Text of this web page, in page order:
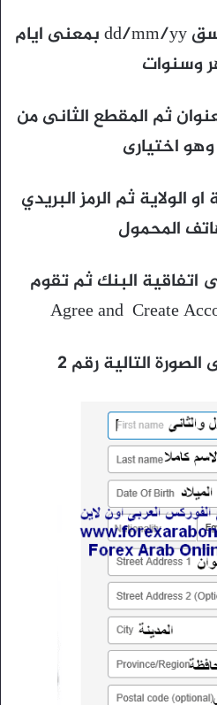
ويجب ان يكون على نسق dd/mm/yy بمعنى ايام
وسنوات
ثم المقطع الثانى من
وهو اختيارى
الولاية ثم الرمز البريدي
المحمول
اتفاقية البنك ثم تقوم
التالية رقم 2